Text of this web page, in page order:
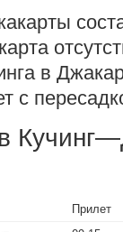
в
с
Прилет